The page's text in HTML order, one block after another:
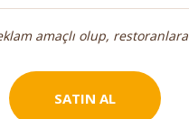
amaçlı olup,
SATIN AL